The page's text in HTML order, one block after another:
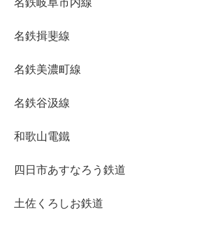
名鉄揖斐線
名鉄美濃町線
名鉄谷汲線
和歌山電鐵
四日市あすなろう鉄道
土佐くろしお鉄道